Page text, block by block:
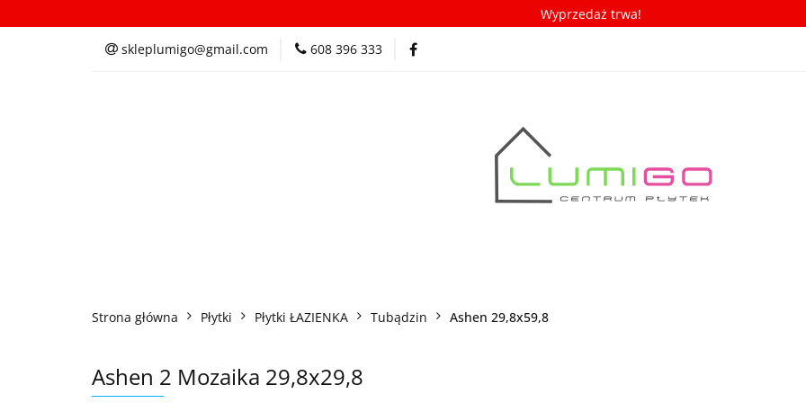
Wyprzedaż trwa!
skleplumigo@gmail.com 608 396 333
Kategorie Inspiracje Porady/ABC płytek Nowości
Strona główna Płytki Płytki ŁAZIENKA Tubądzin Ashen 29,8x59,8
Ashen 2 Mozaika 29,8x29,8